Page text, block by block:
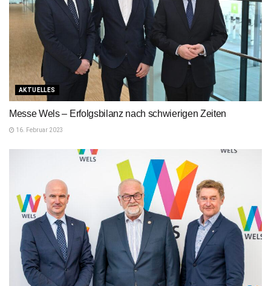
AKTUELLES
Messe Wels – Erfolgsbilanz nach schwierigen Zeiten
16. Februar 2023